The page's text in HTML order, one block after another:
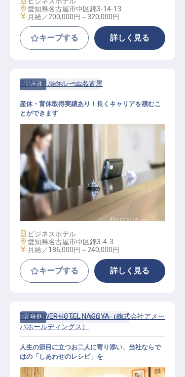
勤務地
愛知県名古屋市中区錦3-14-13
給与
月給／200,000円～ 320,000円
キープする 詳しく見る
正社員 宿泊 フロント
フロント
西鉄ホテルクルーム名古屋
産休・育休取得実績あり！長くキャリアを積むこ
とができます
施設業態
ビジネスホテル
勤務地
愛知県名古屋市中区錦3-4-3
給与
月給／186,000円～ 240,000円
キープする 詳しく見る
正社員 ブライダル 新規セールス
THE TOWER HOTEL NAGOYA（株式会社アメー
バホールディングス）
人生の節目に立つお二人に寄り添い、当社ならで
はの「しあわせのレシピ」を